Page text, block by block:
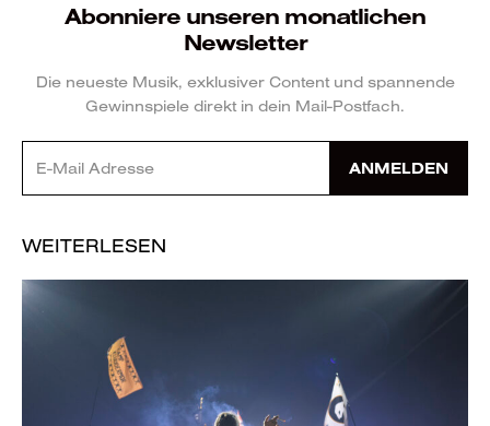
Abonniere unseren monatlichen
Newsletter
Die neueste Musik, exklusiver Content und spannende
Gewinnspiele direkt in dein Mail-Postfach.
ANMELDEN
WEITERLESEN